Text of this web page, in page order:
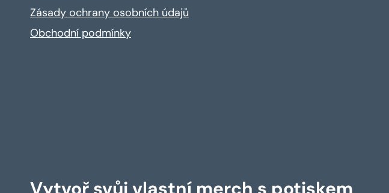
Zásady ochrany osobních údajů
Obchodní podmínky